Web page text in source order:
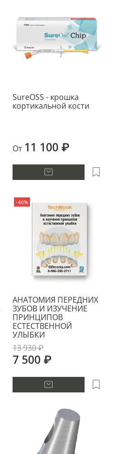
SureOSS - крошка
кортикальной кости
От 11 100 ₽
-46%
АНАТОМИЯ ПЕРЕДНИХ
ЗУБОВ И ИЗУЧЕНИЕ
ПРИНЦИПОВ
ЕСТЕСТВЕННОЙ
УЛЫБКИ
13 930 ₽
7 500 ₽